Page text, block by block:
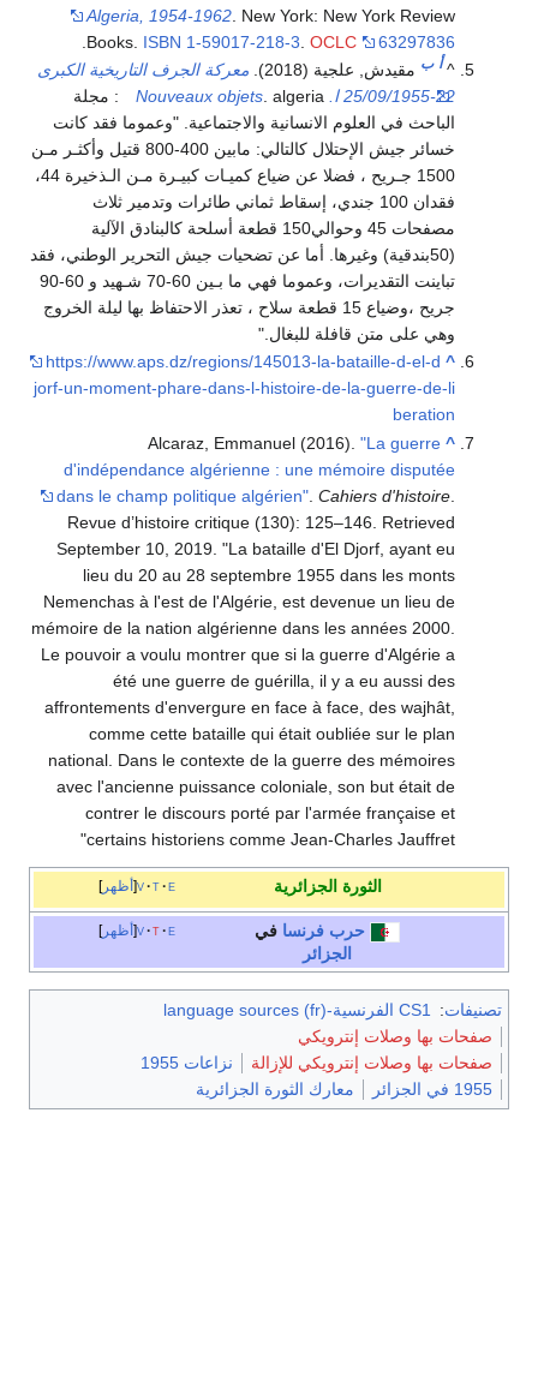
Algeria, 1954-1962 . New York: New York Review
Books. ISBN 1-59017-218-3 .OCLC 63297836
^أ ب مقيدش, علجية (2018).
معركة الجرف التاريخية الكبرى
22-25/09/1955 ا. Nouveaux objets
. algeria: مجلة
الباحث في العلوم الانسانية والاجتماعية.
وعموما فقد كانت
خسائر جيش الإحتلال كالتالي: مابين 400-800 قتيل وأكثـر مـن
1500 جـريح ، فضلا عن ضياع كميـات كبيـرة مـن الـذخيرة 44،
فقدان 100 جندي، إسقاط ثماني طائرات وتدمير ثلاث
مصفحات 45 وحوالي150 قطعة أسلحة كالبنادق الآلية
(50بندقية) وغيرها. أما عن تضحيات جيش التحرير الوطني، فقد
تباينت التقديرات، وعموما فهي ما بـين 60-70 شـهيد و 60-90
جريح ،وضياع 15 قطعة سلاح ، تعذر الاحتفاظ بها ليلة الخروج
وهي على متن قافلة للبغال.
^
https://www.aps.dz/regions/145013-la-bataille-d-el-d
jorf-un-moment-phare-dans-l-histoire-de-la-guerre-de-li
beration
^
Alcaraz, Emmanuel (2016)."La guerre
d'indépendance algérienne : une mémoire disputée
dans le champ politique algérien" .Cahiers d'histoire
Revue d’histoire critique (130): 125–146 . Retrieved
September 10, 2019 . La bataille d'El Djorf, ayant eu
lieu du 20 au 28 septembre 1955 dans les monts
Nemenchas à l'est de l'Algérie, est devenue un lieu de
mémoire de la nation algérienne dans les années 2000.
Le pouvoir a voulu montrer que si la guerre d'Algérie a
été une guerre de guérilla, il y a eu aussi des
affrontements d'envergure en face à face, des wajhât,
comme cette bataille qui était oubliée sur le plan
national. Dans le contexte de la guerre des mémoires
avec l'ancienne puissance coloniale, son but était de
contrer le discours porté par l'armée française et
certains historiens comme Jean-Charles Jauffret
أظهر v t e الثورة الجزائرية
أظهر v t e حرب فرنسا في
الجزائر
تصنيفات:
CS1 الفرنسية-language sources (fr)
صفحات بها وصلات إنترويكي
صفحات بها وصلات إنترويكي للإزالة
نزاعات 1955
1955 في الجزائر
معارك الثورة الجزائرية